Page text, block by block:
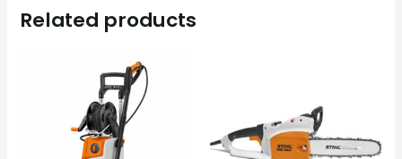
Related products